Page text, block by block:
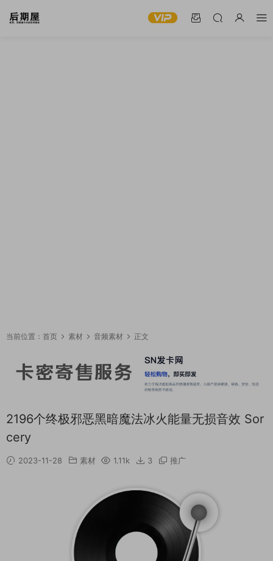
当前位置： 首页 素材 音频素材 正文
2196个终极邪恶黑暗魔法冰火能量无损音效 Sor
cery
2023-11-28 素材 1.11k 3 推广